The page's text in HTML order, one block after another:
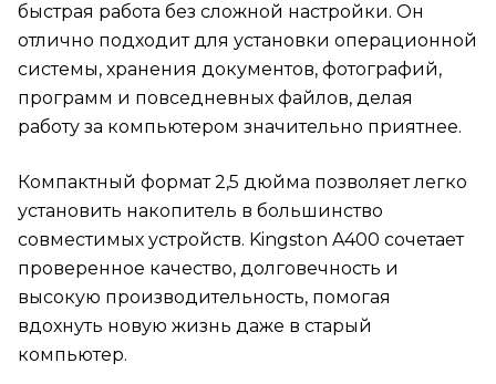
быстрая работа без сложной настройки. Он
отлично подходит для установки операционной
системы, хранения документов, фотографий,
программ и повседневных файлов, делая
работу за компьютером значительно приятнее.
Компактный формат 2,5 дюйма позволяет легко
установить накопитель в большинство
совместимых устройств. Kingston A400 сочетает
проверенное качество, долговечность и
высокую производительность, помогая
вдохнуть новую жизнь даже в старый
компьютер.